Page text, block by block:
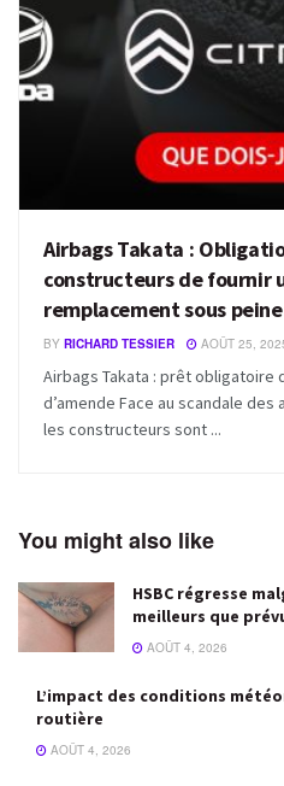
Airbags Takata :
constructeurs de fournir
remplacement sous
BY RICHARD TESSIER AOÛT 25,
Airbags Takata : prêt obligatoire
d’amende Face au scandale
les constructeurs sont ...
You might also like
HSBC régresse
meilleurs que
AOÛT 4, 2026
L’impact des conditions
routière
AOÛT 4, 2026